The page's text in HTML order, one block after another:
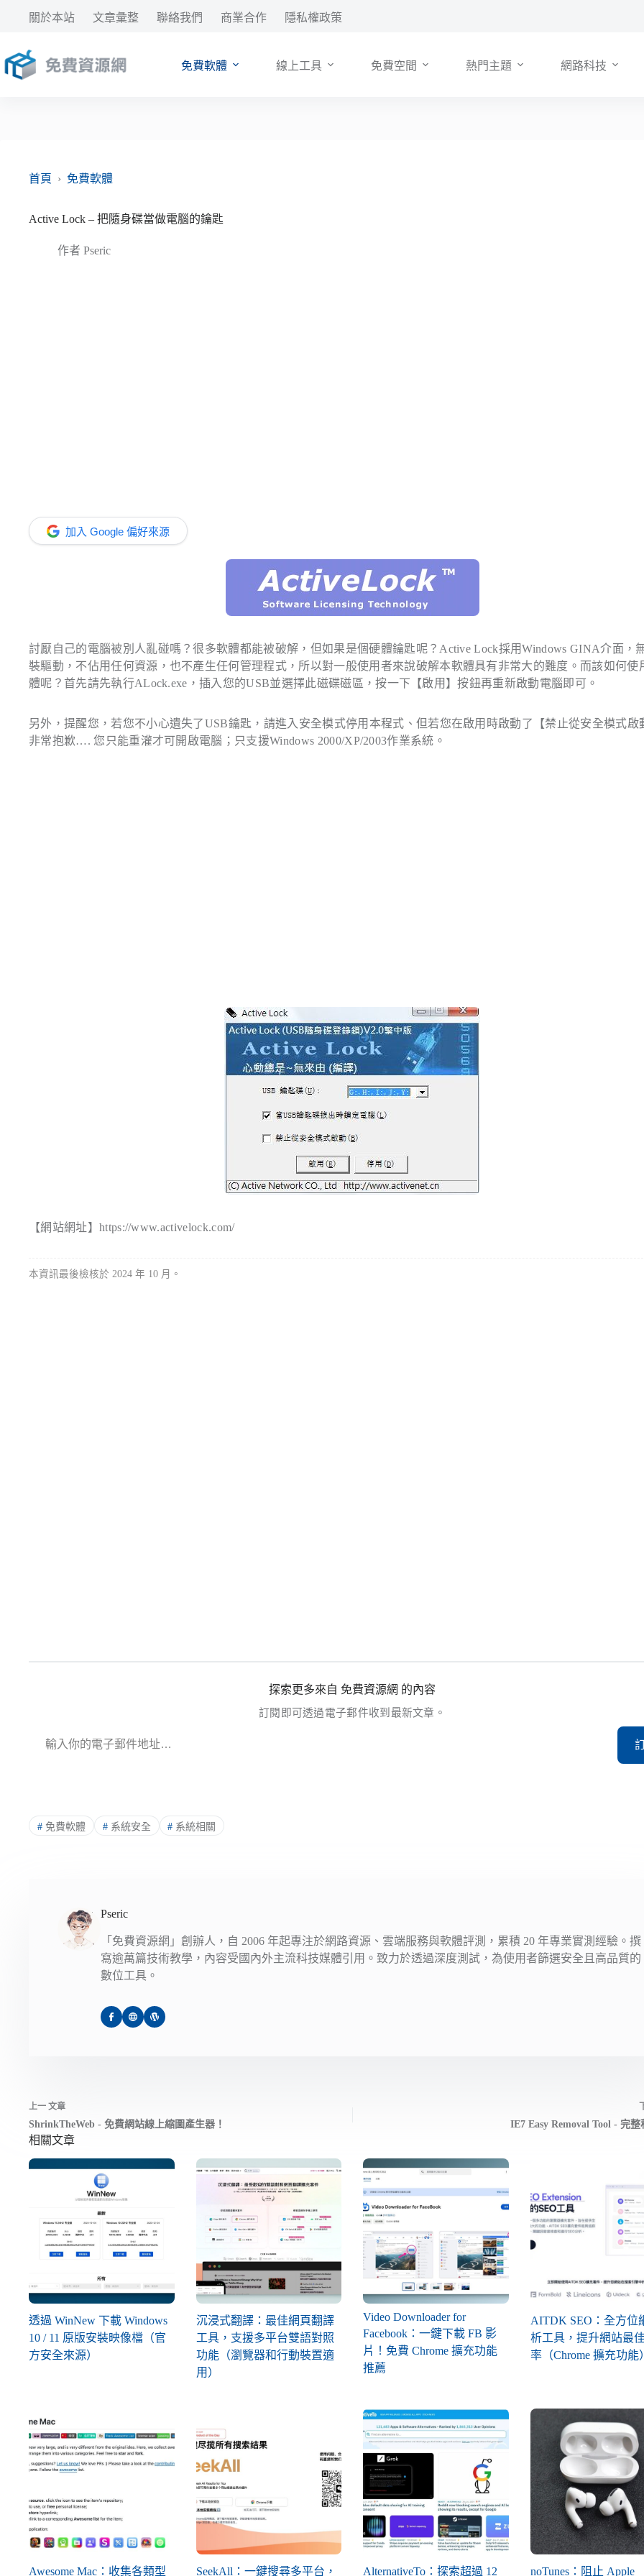
要
內
關於本站 文章彙整 聯絡我們 商業合作 隱私權政策
免費軟體 線上工具 免費空間 熱門主題 網路科技
首頁 › 免費軟體
Active Lock – 把隨身碟當做電腦的鑰匙
作者 Pseric
加入 Google 偏好來源
討厭自己的電腦被別人亂碰嗎？很多軟體都能被破解，但如果是個硬體鑰匙呢？Active Lock採用Windows GINA介面，
裝驅動，不佔用任何資源，也不產生任何管理程式，所以對一般使用者來說破解本軟體具有非常大的難度。而該如何使
體呢？首先請先執行ALock.exe，插入您的USB並選擇此磁碟磁區，按一下【啟用】按鈕再重新啟動電腦即可。
另外，提醒您，若您不小心遺失了USB鑰匙，請進入安全模式停用本程式、但若您在啟用時啟動了【禁止從安全模式啟
非常抱歉…. 您只能重灌才可開啟電腦；只支援Windows 2000/XP/2003作業系統。
【網站網址】https://www.activelock.com/
本資訊最後檢核於 2024 年 10 月。
探索更多來自 免費資源網 的內容
訂閱即可透過電子郵件收到最新文章。
#免費軟體 #系統安全 # 系統相關
Pseric
「免費資源網」創辦人，自 2006 年起專注於網路資源、雲端服務與軟體評測，累積 20 年專業實測經驗。撰
寫逾萬篇技術教學，內容受國內外主流科技媒體引用。致力於透過深度測試，為使用者篩選安全且高品質的
數位工具。
上一 文章
ShrinkTheWeb - 免費網站線上縮圖產生器！ IE7 Easy Removal Tool - 完整
相關文章
透過 WinNew 下載 Windows
10 / 11 原版安裝映像檔（官
方安全來源）
沉浸式翻譯：最佳網頁翻譯
工具，支援多平台雙語對照
功能（瀏覽器和行動裝置適
用）
Video Downloader for
Facebook：一鍵下載 FB 影
片！免費 Chrome 擴充功能
推薦
AITDK SEO：全方位
析工具，提升網站最
率（Chrome 擴充功能
Awesome Mac：收集各類型 SeekAll：一鍵搜尋多平台， AlternativeTo：探索超過 12 noTunes：阻止 Apple